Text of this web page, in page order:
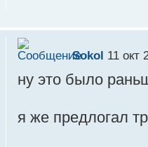
Sokol 11 окт
ну это было
я же предлогал